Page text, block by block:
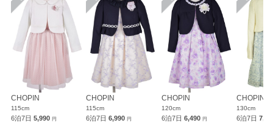
デザインも良かったです
年齢 :
身長 :
120 cm
体重 :
体型 :華奢
サイズ :
やや小さい
丈 :
ひざ上
使用シーン :七五三
使用時期 :10月
使用地域 :東京都
思ったより丈と袖が短かったです。
CHOPIN
115cm
6泊7日 5,990 円
CHOPIN
115cm
6泊7日6,990円
CHOPIN
120cm
6泊7日 6,490 円
CHOPIN
130cm
6泊7日